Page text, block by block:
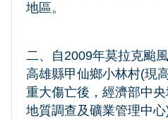
地區。
二、自2009年莫拉克颱
高雄縣甲仙鄉小林村(現
重大傷亡後，經濟部中
地質調查及礦業管理中